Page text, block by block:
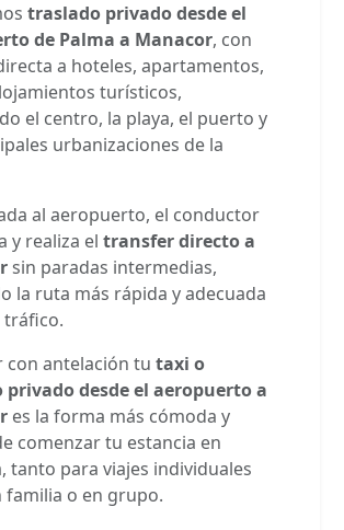
traslado privado desde el
de Palma a Manacor, con
a hoteles, apartamentos,
turísticos,
el centro, la playa, el puerto y
urbanizaciones de la
al aeropuerto, el conductor
y realiza el transfer directo a
sin paradas intermedias,
la ruta más rápida y adecuada
tráfico.
con antelación tu taxi o
desde el aeropuerto a
es la forma más cómoda y
comenzar tu estancia en
tanto para viajes individuales
familia o en grupo.